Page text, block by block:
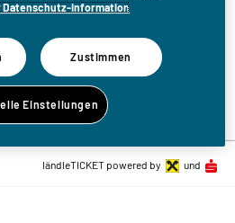
zur Eventliste
ländleTICKET powered by und
Datenschutz-Information
Zustimmen
Einstellungen